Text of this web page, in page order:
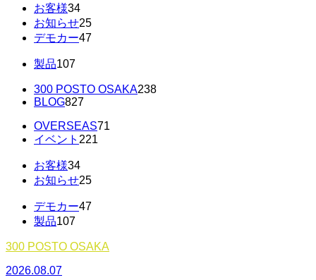
お客様34
お知らせ25
デモカー47
製品107
300 POSTO OSAKA238
BLOG827
OVERSEAS71
イベント 221
お客様34
お知らせ25
デモカー47
製品107
300 POSTO OSAKA
2026.08.07